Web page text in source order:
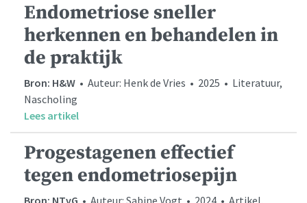
Endometriose sneller
herkennen en behandelen in
de praktijk
Bron: H&W • Auteur: Henk de Vries • 2025 • Literatuur,
Nascholing
Lees artikel
Progestagenen effectief
tegen endometriosepijn